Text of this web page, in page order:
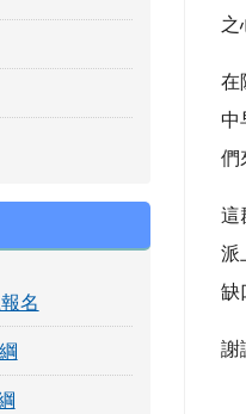
名
之
在
中
們
這
派
缺
謝